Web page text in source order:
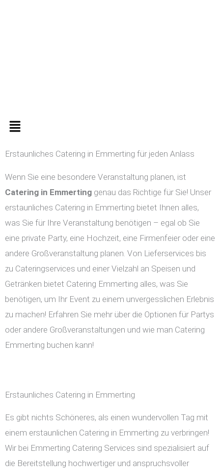
Menü
Erstaunliches Catering in Emmerting für jeden Anlass
Wenn Sie eine besondere Veranstaltung planen, ist
Catering in Emmerting genau das Richtige für Sie! Unser
erstaunliches Catering in Emmerting bietet Ihnen alles,
was Sie für Ihre Veranstaltung benötigen – egal ob Sie
eine private Party, eine Hochzeit, eine Firmenfeier oder eine
andere Großveranstaltung planen. Von Lieferservices bis
zu Cateringservices und einer Vielzahl an Speisen und
Getränken bietet Catering Emmerting alles, was Sie
benötigen, um Ihr Event zu einem unvergesslichen Erlebnis
zu machen! Erfahren Sie mehr über die Optionen für Partys
oder andere Großveranstaltungen und wie man Catering
Emmerting buchen kann!
Erstaunliches Catering in Emmerting
Es gibt nichts Schöneres, als einen wundervollen Tag mit
einem erstaunlichen Catering in Emmerting zu verbringen!
Wir bei Emmerting Catering Services sind spezialisiert auf
die Bereitstellung hochwertiger und anspruchsvoller